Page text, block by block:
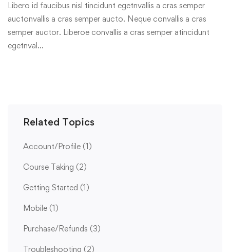
Libero id faucibus nisl tincidunt egetnvallis a cras semper
auctonvallis a cras semper aucto. Neque convallis a cras
semper auctor. Liberoe convallis a cras semper atincidunt
egetnval…
Related Topics
Account/Profile (1)
Course Taking (2)
Getting Started (1)
Mobile (1)
Purchase/Refunds (3)
Troubleshooting (2)